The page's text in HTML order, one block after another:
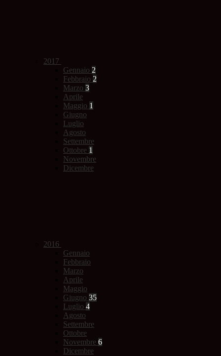
2017
Gennaio 2
Febbraio 2
Marzo 3
Aprile
Maggio 1
Giugno
Luglio
Agosto
Settembre
Ottobre 1
Novembre
Dicembre
2016
Gennaio
Febbraio
Marzo
Aprile
Maggio
Giugno 35
Luglio 4
Agosto
Settembre
Ottobre
Novembre 6
Dicembre